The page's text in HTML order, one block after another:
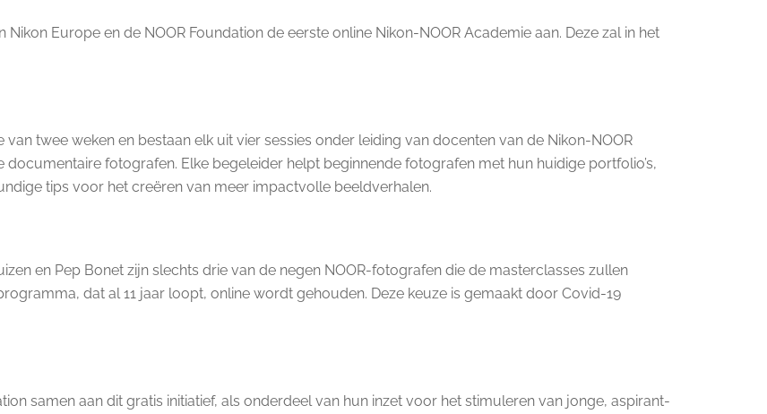
Nikon Europe en de NOOR Foundation de eerste online Nikon-NOOR Academie aan. Deze zal in het
twee weken en bestaan elk uit vier sessies onder leiding van docenten van de Nikon-NOOR
fotografen. Elke begeleider helpt beginnende fotografen met hun huidige portfolio’s,
tips voor het creëren van meer impactvolle beeldverhalen.
en Pep Bonet zijn slechts drie van de negen NOOR-fotografen die de masterclasses zullen
dat al 11 jaar loopt, online wordt gehouden. Deze keuze is gemaakt door Covid-19
samen aan dit gratis initiatief, als onderdeel van hun inzet voor het stimuleren van jonge, aspirant-